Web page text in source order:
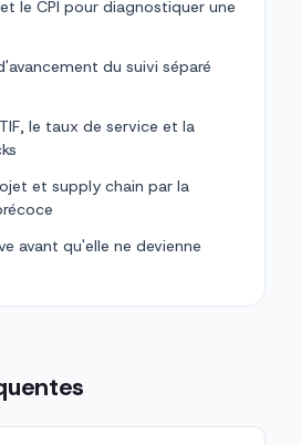
le CPI pour diagnostiquer une
du suivi séparé
le taux de service et la
et supply chain par la
avant qu'elle ne devienne